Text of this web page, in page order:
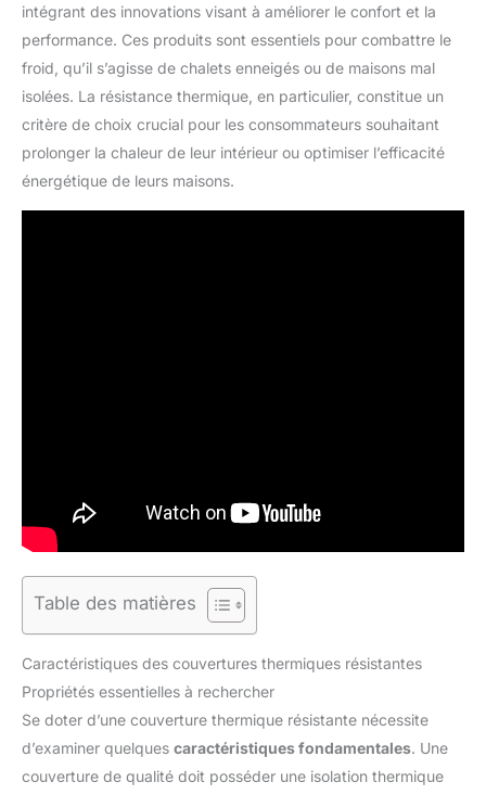
intégrant des innovations visant à améliorer le confort et la
performance. Ces produits sont essentiels pour combattre le
froid, qu’il s’agisse de chalets enneigés ou de maisons mal
isolées. La résistance thermique, en particulier, constitue un
critère de choix crucial pour les consommateurs souhaitant
prolonger la chaleur de leur intérieur ou optimiser l’efficacité
énergétique de leurs maisons.
Table des matières
Caractéristiques des couvertures thermiques résistantes
Propriétés essentielles à rechercher
Se doter d’une couverture thermique résistante nécessite
d’examiner quelques caractéristiques fondamentales. Une
couverture de qualité doit posséder une isolation thermique